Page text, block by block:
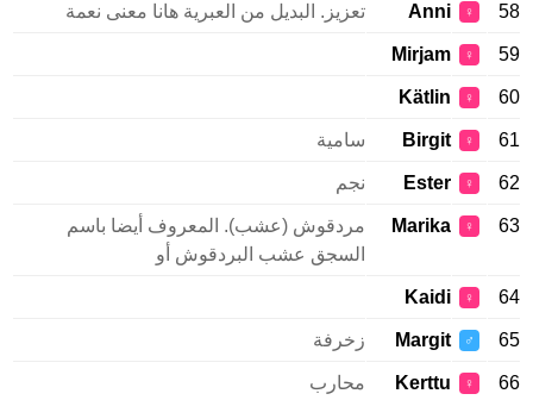
58
♀
Anni تعزيز. البديل من العبرية هانا معنى نعمة
59
♀
Mirjam
60
♀
Kätlin
61
♀
Birgit سامية
62
♀
Ester نجم
63
♀
Marika
مردقوش (عشب). المعروف أيضا باسم
السجق عشب البردقوش أو
64
♀
Kaidi
65
♂
Margit زخرفة
66
♀
Kerttu محارب